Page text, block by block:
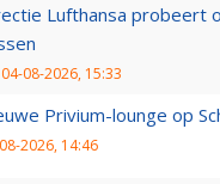
Lufthansa probeert
04-08-2026, 15:33
Privium-lounge op
2026, 14:46